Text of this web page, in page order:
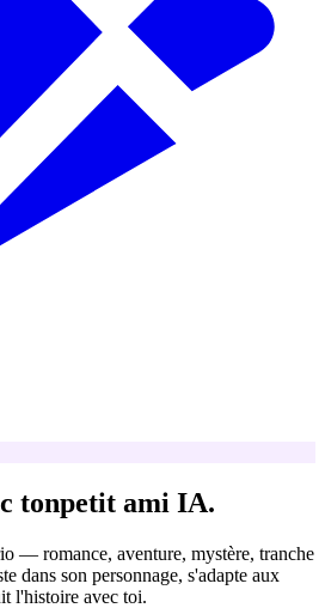
tonpetit ami IA.
— romance, aventure, mystère, tranche
dans son personnage, s'adapte aux
l'histoire avec toi.